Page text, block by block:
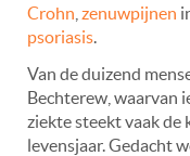
Crohn zenuwpijnen
psoriasis.
Van de duizend
Bechterew, waarvan
ziekte steekt vaak de
levensjaar. Gedacht